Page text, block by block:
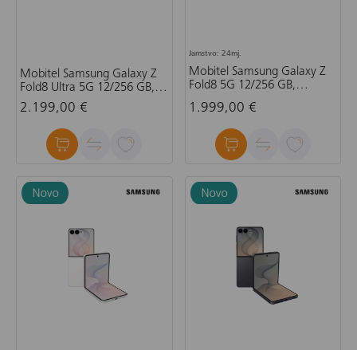
Mobitel Samsung Galaxy Z
Fold8 Ultra 5G 12/256 GB,
ljubičasta sjena
2.199,00 €
Jamstvo: 24mj.
Mobitel Samsung Galaxy Z
Fold8 5G 12/256 GB,
1.999,00 €